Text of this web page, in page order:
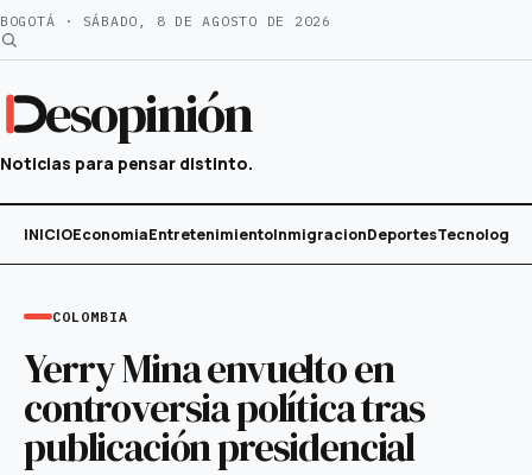
Saltar
al
BOGOTÁ · SÁBADO, 8 DE AGOSTO DE 2026
esopinión
Noticias para pensar distinto.
INICIOEconomiaEntretenimientoInmigracionDeportesTecnología
COLOMBIA
Yerry Mina envuelto en
controversia política tras
publicación presidencial